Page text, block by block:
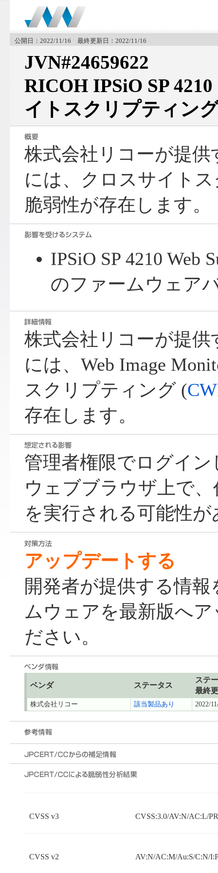
公開日：2022/11/16 最終更新日：2022/11/16
JVN#24659622
RICOH IPSiO SP
イトスクリプティン
株式会社リコーが提供
には、クロスサイト
脆弱性が存在します。
IPSiO SP 4210 Web
のファームウェア
株式会社リコーが提供
には、Web Image
スクリプティング (
存在します。
管理者権限でログイ
ウェブブラウザ上で
を実行される可能性
アップデートする
開発者が提供する情
ムウェアを最新版へ
ださい。
ベンダ ステータス
ステ
最終
株式会社リコー 該当製品あり 2022/
CVSS v3 CVSS:3.0/AV:N/AC:L/
CVSS v2 AV:N/AC:M/Au:S/C:N/